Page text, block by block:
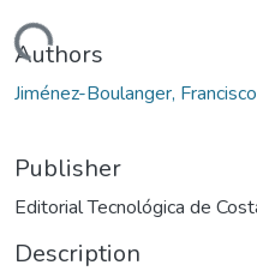
Authors
Jiménez-Boulanger, Francisco
Publisher
Editorial Tecnológica de
Description